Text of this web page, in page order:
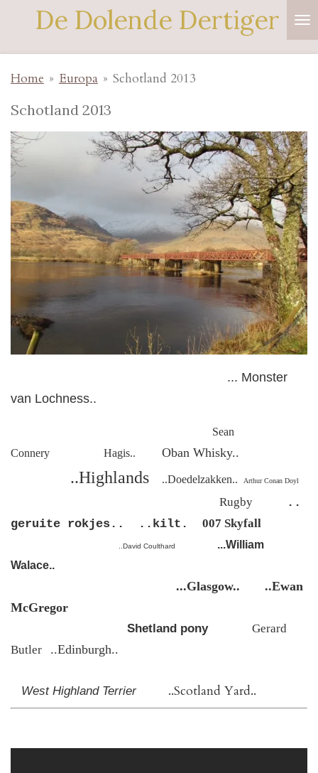
naar
de
De Dolende Dertiger
Home » Europa » Schotland 2013
Schotland 2013
... Monster
van Lochness..
Sean
Connery Hagis..
Oban Whisky..
..Highlands ..Doedelzakken.. Arthur Conan Doyl
Rugby
..
geruite rokjes.. ..kilt. 007 Skyfall
..David Coulthard
...William
Walace..
...Glasgow.. ..Ewan
McGregor
Shetland pony
Gerard
Butler ..Edinburgh..
West Highland Terrier ..Scotland Yard..